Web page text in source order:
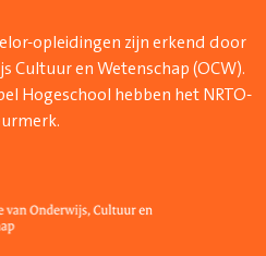
opleidingen zijn erkend door
Cultuur en Wetenschap (OCW).
Hogeschool hebben het NRTO-